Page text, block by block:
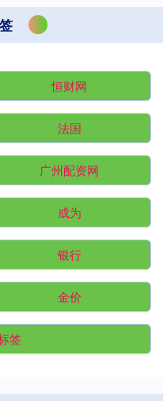
恒财网
法国
广州配资网
成为
银行
金价
签